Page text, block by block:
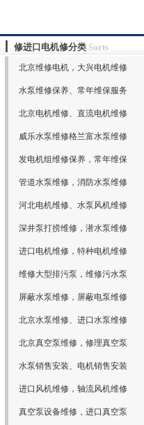
修进口电机修分类 Sorts
北京维修电机，大兴电机维修
水泵维修保养、常年维保服务
北京电机维修、直流电机维修
威乐水泵维修格兰富水泵维修
发电机组维修保养，常年维保
管道水泵维修，消防水泵维修
河北电机维修、水泵风机维修
深井泵打捞维修，潜水泵维修
进口电机维修，特种电机维修
维修大型排污泵，维修污水泵
屏蔽水泵维修，屏蔽电泵维修
北京水泵维修、进口水泵维修
北京真空泵维修，修理真空泵
水泵销售安装、电机销售安装
进口风机维修，轴流风机维修
真空泵设备维修，进口真空泵